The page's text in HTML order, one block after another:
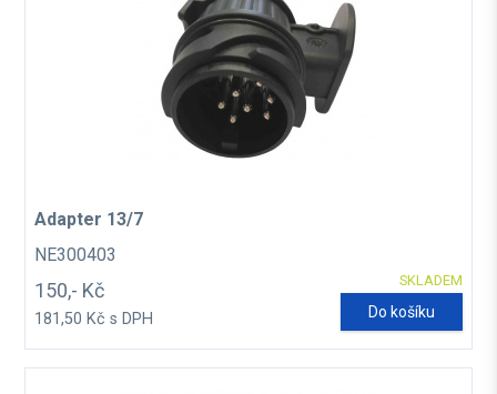
Adapter 13/7
NE300403
SKLADEM
150,- Kč
181,50 Kč s DPH Do košíku